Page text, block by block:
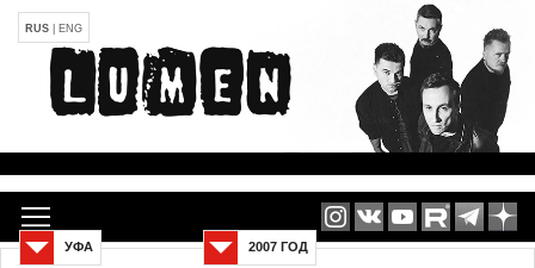
RUS ENG
2007 ГОД
УФА